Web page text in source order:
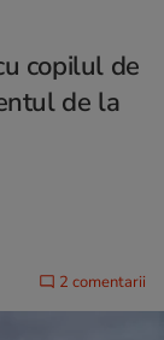
copilul de
de la
2 comentarii